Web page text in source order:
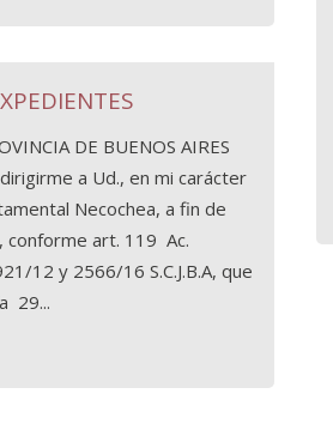
DE BUENOS AIRES
a Ud., en mi carácter
Necochea, a fin de
conforme art. 119 Ac.
12 y 2566/16 S.C.J.B.A, que
29...